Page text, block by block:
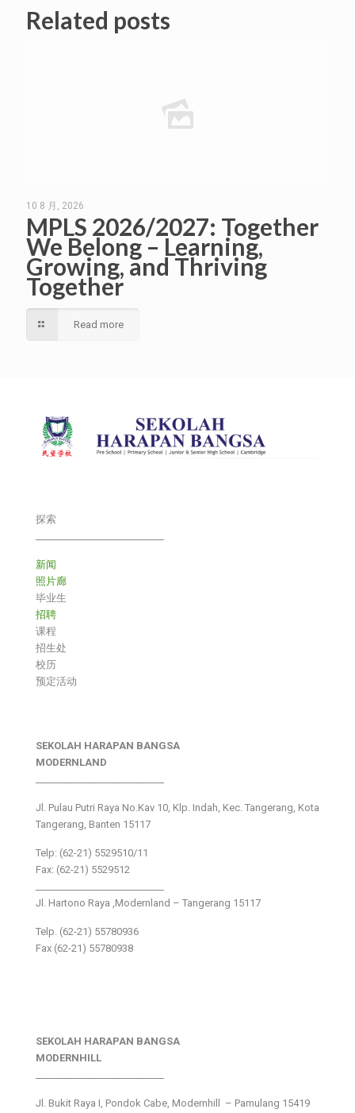
Related posts
10 8 月, 2026
MPLS 2026/2027: Together
We Belong – Learning,
Growing, and Thriving
Together
Read more
探索
新闻
照片廊
毕业生
招聘
课程
招生处
校历
预定活动
SEKOLAH HARAPAN BANGSA
MODERNLAND
Jl. Pulau Putri Raya No.Kav 10, Klp. Indah, Kec. Tangerang, Kota
Tangerang, Banten 15117
Telp: (62-21) 5529510/11
Fax: (62-21) 5529512
Jl. Hartono Raya ,Modernland – Tangerang 15117
Telp. (62-21) 55780936
Fax (62-21) 55780938
SEKOLAH HARAPAN BANGSA
MODERNHILL
Jl. Bukit Raya I, Pondok Cabe, Modernhill – Pamulang 15419